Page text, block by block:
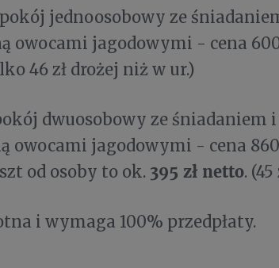
jednoosobowy ze
owocami jagodowymi - cena
46 zł drożej niż w ur.)
dwuosobowy ze śniadaniem
owocami jagodowymi - cena
od osoby to ok. 395 zł netto.
i wymaga 100% przedpłaty.